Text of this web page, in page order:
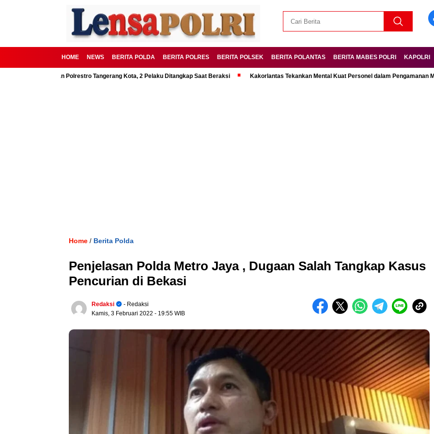
HOME NEWS BERITA POLDA BERITA POLRES BERITA POLSEK BERITA POLANTAS BERITA MABES POLRI KAPOLRI
Digagalkan Polrestro Tangerang Kota, 2 Pelaku Ditangkap Saat Beraksi Kakorlantas Tekankan Mental Kuat Personel dalam Pengamanan Mudik
Home / Berita Polda
Penjelasan Polda Metro Jaya , Dugaan Salah Tangkap Kasus
Pencurian di Bekasi
Redaksi
- Redaksi
Kamis, 3 Februari 2022 - 19:55 WIB